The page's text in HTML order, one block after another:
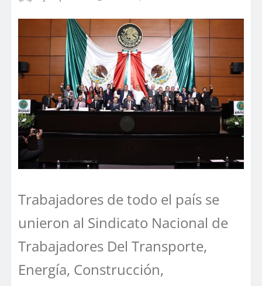
Trabajadores de todo el país se
unieron al Sindicato Nacional de
Trabajadores Del Transporte,
Energía, Construcción,